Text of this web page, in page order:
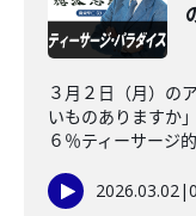
３月２日（月）の
いものありますか
６％ティーサージ
2026.03.02|